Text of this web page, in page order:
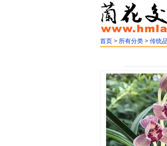
首页 > 所有分类 > 传统